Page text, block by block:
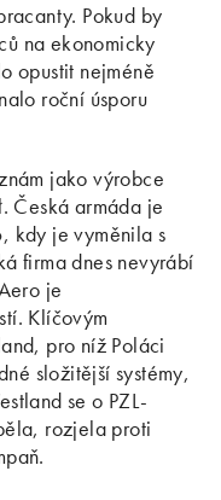
Pokud by
na ekonomicky
opustit nejméně
roční úsporu
jako výrobce
Česká armáda je
kdy je vyměnila s
firma dnes nevyrábí
je
Klíčovým
pro níž Poláci
složitější systémy,
se o PZL-
rozjela proti